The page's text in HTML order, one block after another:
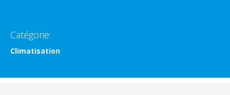
Catégorie:
Climatisation